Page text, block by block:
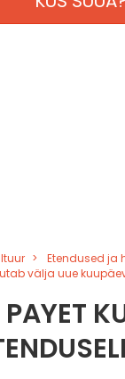
Etendused ja
välja uue